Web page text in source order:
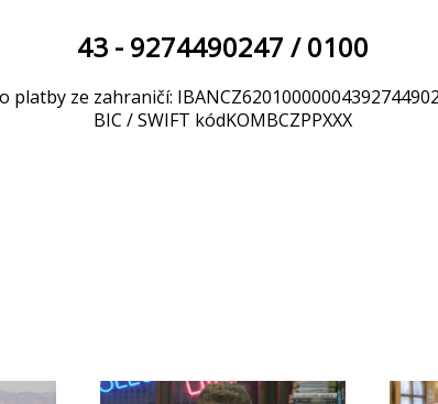
43 - 9274490247 / 0100
platby ze zahraničí:
BIC / SWIFT kódKOMBCZPPXXX